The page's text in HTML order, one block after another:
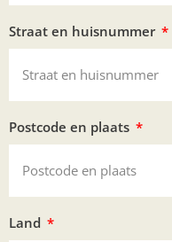
Straat en huisnummer
Postcode en plaats
Land